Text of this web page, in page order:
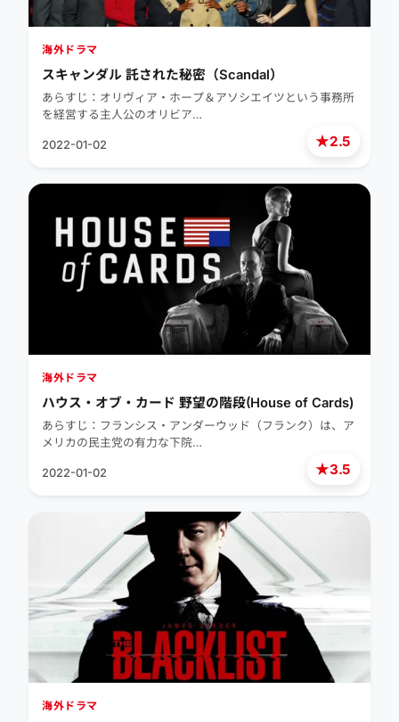
★2.5
海外ドラマ
スキャンダル 託された秘密（Scandal）
あらすじ：オリヴィア・ホープ＆アソシエイツという事務所
を経営する主人公のオリビア…
2022-01-02
★3.5
海外ドラマ
ハウス・オブ・カード 野望の階段(House of Cards)
あらすじ：フランシス・アンダーウッド（フランク）は、ア
メリカの民主党の有力な下院…
2022-01-02
海外ドラマ